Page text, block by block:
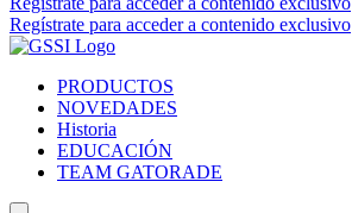
Regístrate para acceder a contenido exclusivo
PRODUCTOS
NOVEDADES
Historia
EDUCACIÓN
TEAM GATORADE